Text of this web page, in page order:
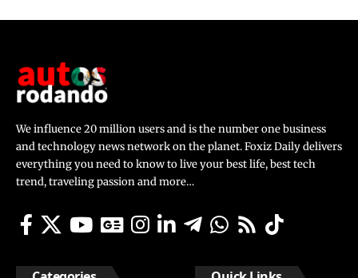
We influence 20 million users and is the number one business
and technology news network on the planet. Foxiz Daily delivers
everything you need to know to live your best life, best tech
trend, traveling passion and more…